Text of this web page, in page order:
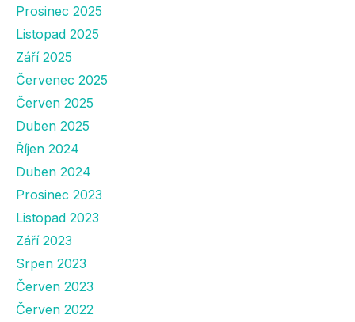
Prosinec 2025
Listopad 2025
Září 2025
Červenec 2025
Červen 2025
Duben 2025
Říjen 2024
Duben 2024
Prosinec 2023
Listopad 2023
Září 2023
Srpen 2023
Červen 2023
Červen 2022